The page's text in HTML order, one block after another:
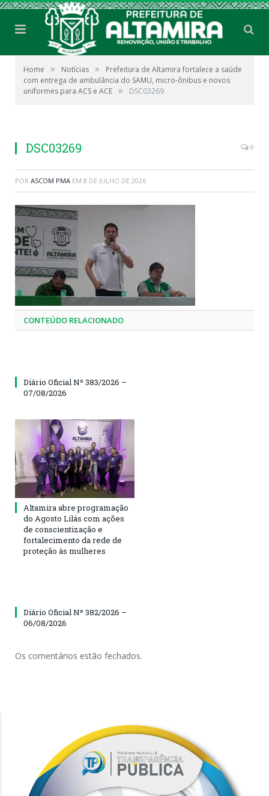
Home » Notícias »
Prefeitura de Altamira fortalece a saúde
com entrega de ambulância do SAMU, micro-ônibus e novos
uniformes para ACS e ACE » DSC03269
DSC03269 0
POR ASCOM PMA EM 8 DE JULHO DE 2026
CONTEÚDO RELACIONADO
Diário Oficial Nº 383/2026 –
07/08/2026
Altamira abre programação
do Agosto Lilás com ações
de conscientização e
fortalecimento da rede de
proteção às mulheres
Diário Oficial Nº 382/2026 –
06/08/2026
Os comentários estão fechados.